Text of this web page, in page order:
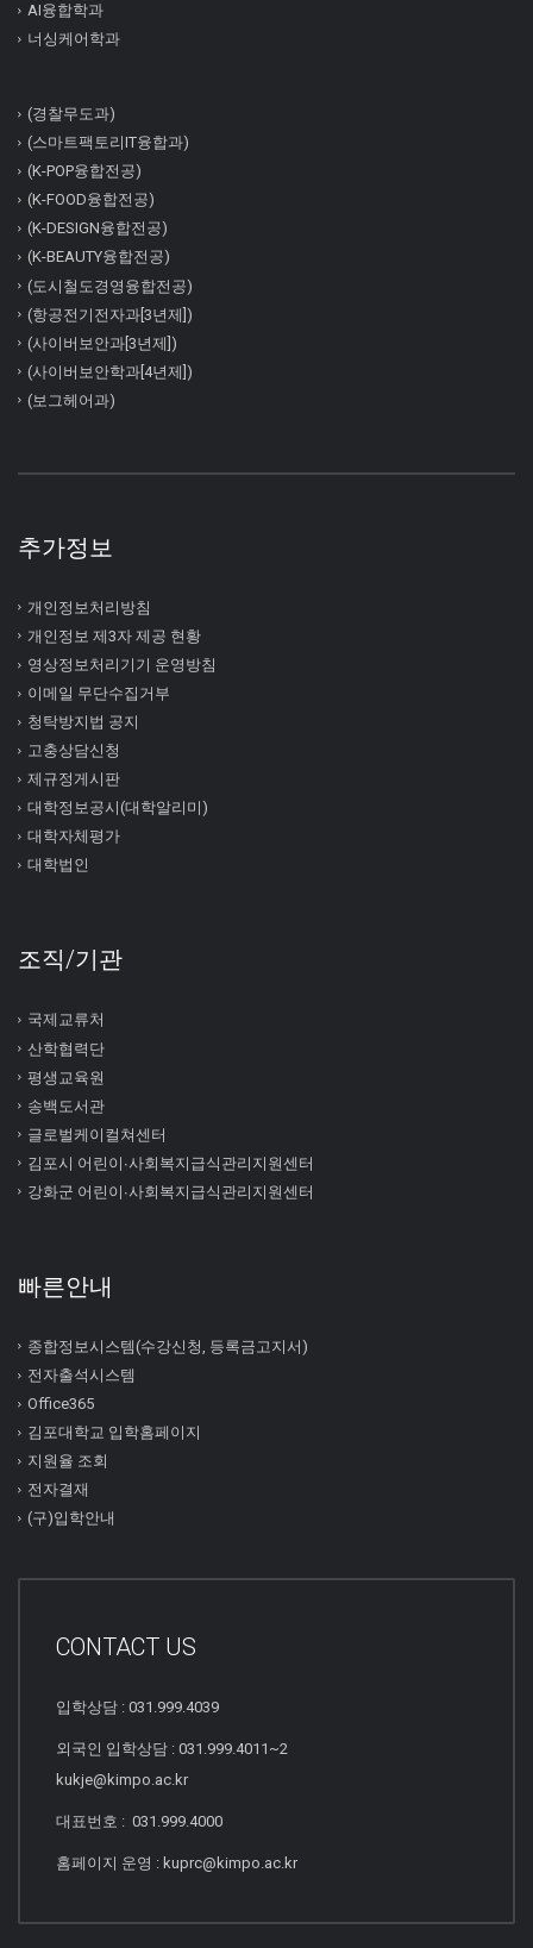
AI융합학과
너싱케어학과
(경찰무도과)
(스마트팩토리IT융합과)
(K-POP융합전공)
(K-FOOD융합전공)
(K-DESIGN융합전공)
(K-BEAUTY융합전공)
(도시철도경영융합전공)
(항공전기전자과[3년제])
(사이버보안과[3년제])
(사이버보안학과[4년제])
(보그헤어과)
추가정보
개인정보처리방침
개인정보 제3자 제공 현황
영상정보처리기기 운영방침
이메일 무단수집거부
청탁방지법 공지
고충상담신청
제규정게시판
대학정보공시(대학알리미)
대학자체평가
대학법인
조직/기관
국제교류처
산학협력단
평생교육원
송백도서관
글로벌케이컬쳐센터
김포시 어린이∙사회복지급식관리지원센터
강화군 어린이∙사회복지급식관리지원센터
빠른안내
종합정보시스템(수강신청, 등록금고지서)
전자출석시스템
Office365
김포대학교 입학홈페이지
지원율 조회
전자결재
(구)입학안내
CONTACT US
입학상담 : 031.999.4039
외국인 입학상담 : 031.999.4011~2
kukje@kimpo.ac.kr
대표번호 : 031.999.4000
홈페이지 운영 : kuprc@kimpo.ac.kr